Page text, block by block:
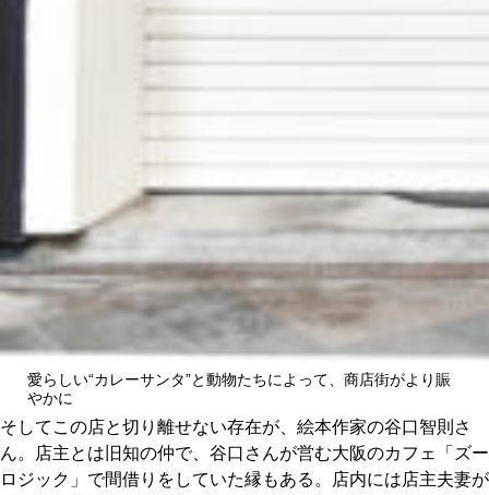
愛らしい“カレーサンタ”と動物たちによって、商店街がより賑
やかに
そしてこの店と切り離せない存在が、絵本作家の谷口智則さ
ん。店主とは旧知の仲で、谷口さんが営む大阪のカフェ「ズー
ロジック」で間借りをしていた縁もある。店内には店主夫妻が